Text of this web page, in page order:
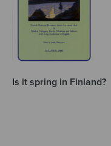
Is it spring in Finland?